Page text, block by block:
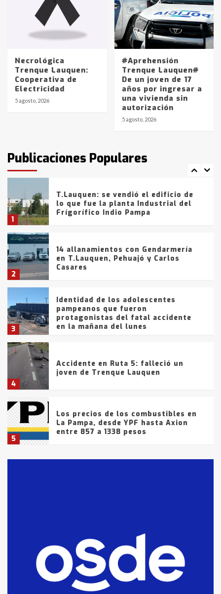
Necrológica
Trenque Lauquen:
Cooperativa de
Electricidad
5 agosto, 2026
#Aprehensión
Trenque Lauquen#
De un joven de 17
años por ingresar a
una vivienda sin
autorización
5 agosto, 2026
Publicaciones Populares
Los precios de los combustibles en
La Pampa, desde YPF hasta Axion
entre 857 a 1338 pesos
La Bolsa de Cereales de Bahía
Blanca anticipa que Agosto vendrá
con lluvias y heladas, en gran parte
fueron detenidos por
comercialización de drogas en la
tarde del sábado
1
T.Lauquen: se vendió el edificio de
lo que fue la planta Industrial del
Frígorífico Indio Pampa
2
14 allanamientos con Gendarmería
en T.Lauquen, Pehuajó y Carlos
Casares
3
Identidad de los adolescentes
pampeanos que fueron
protagonistas del fatal accidente
en la mañana del lunes
4
Accidente en Ruta 5: falleció un
joven de Trenque Lauquen
5
Los precios de los combustibles en
La Pampa, desde YPF hasta Axion
entre 857 a 1338 pesos
fueron detenidos por
comercialización de drogas en la
tarde del sábado
T.Lauquen: se vendió el edificio de
lo que fue la planta Industrial del